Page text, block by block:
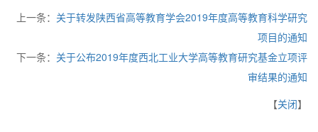
上一条： 关于转发陕西省高等教育学会2019年度高等教育科学研究
项目的通知
下一条： 关于公布2019年度西北工业大学高等教育研究基金立项评
审结果的通知
【关闭】